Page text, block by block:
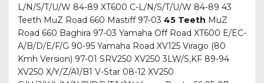
L/N/S/T/U/W 84-89 XT600 C-L/N/S/T/U/W 84-89 43
Teeth MuZ Road 660 Mastiff 97-03 45 Teeth MuZ
Road 660 Baghira 97-03 Yamaha Off Road XT600 E/EC-
A/B/D/E/F/G 90-95 Yamaha Road XV125 Virago (80
Kmh Version) 97-01 SRV250 XV250 3LW/S,KF 89-94
XV250 X/Y/Z/A1/B1 V-Star 08-12 XV250